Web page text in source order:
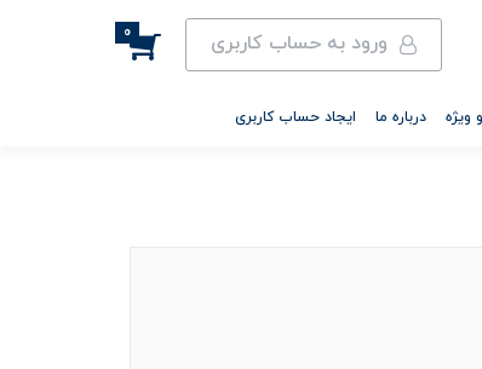
ورود به حساب کاربری 0
ویژه درباره ما ایجاد حساب کاربری